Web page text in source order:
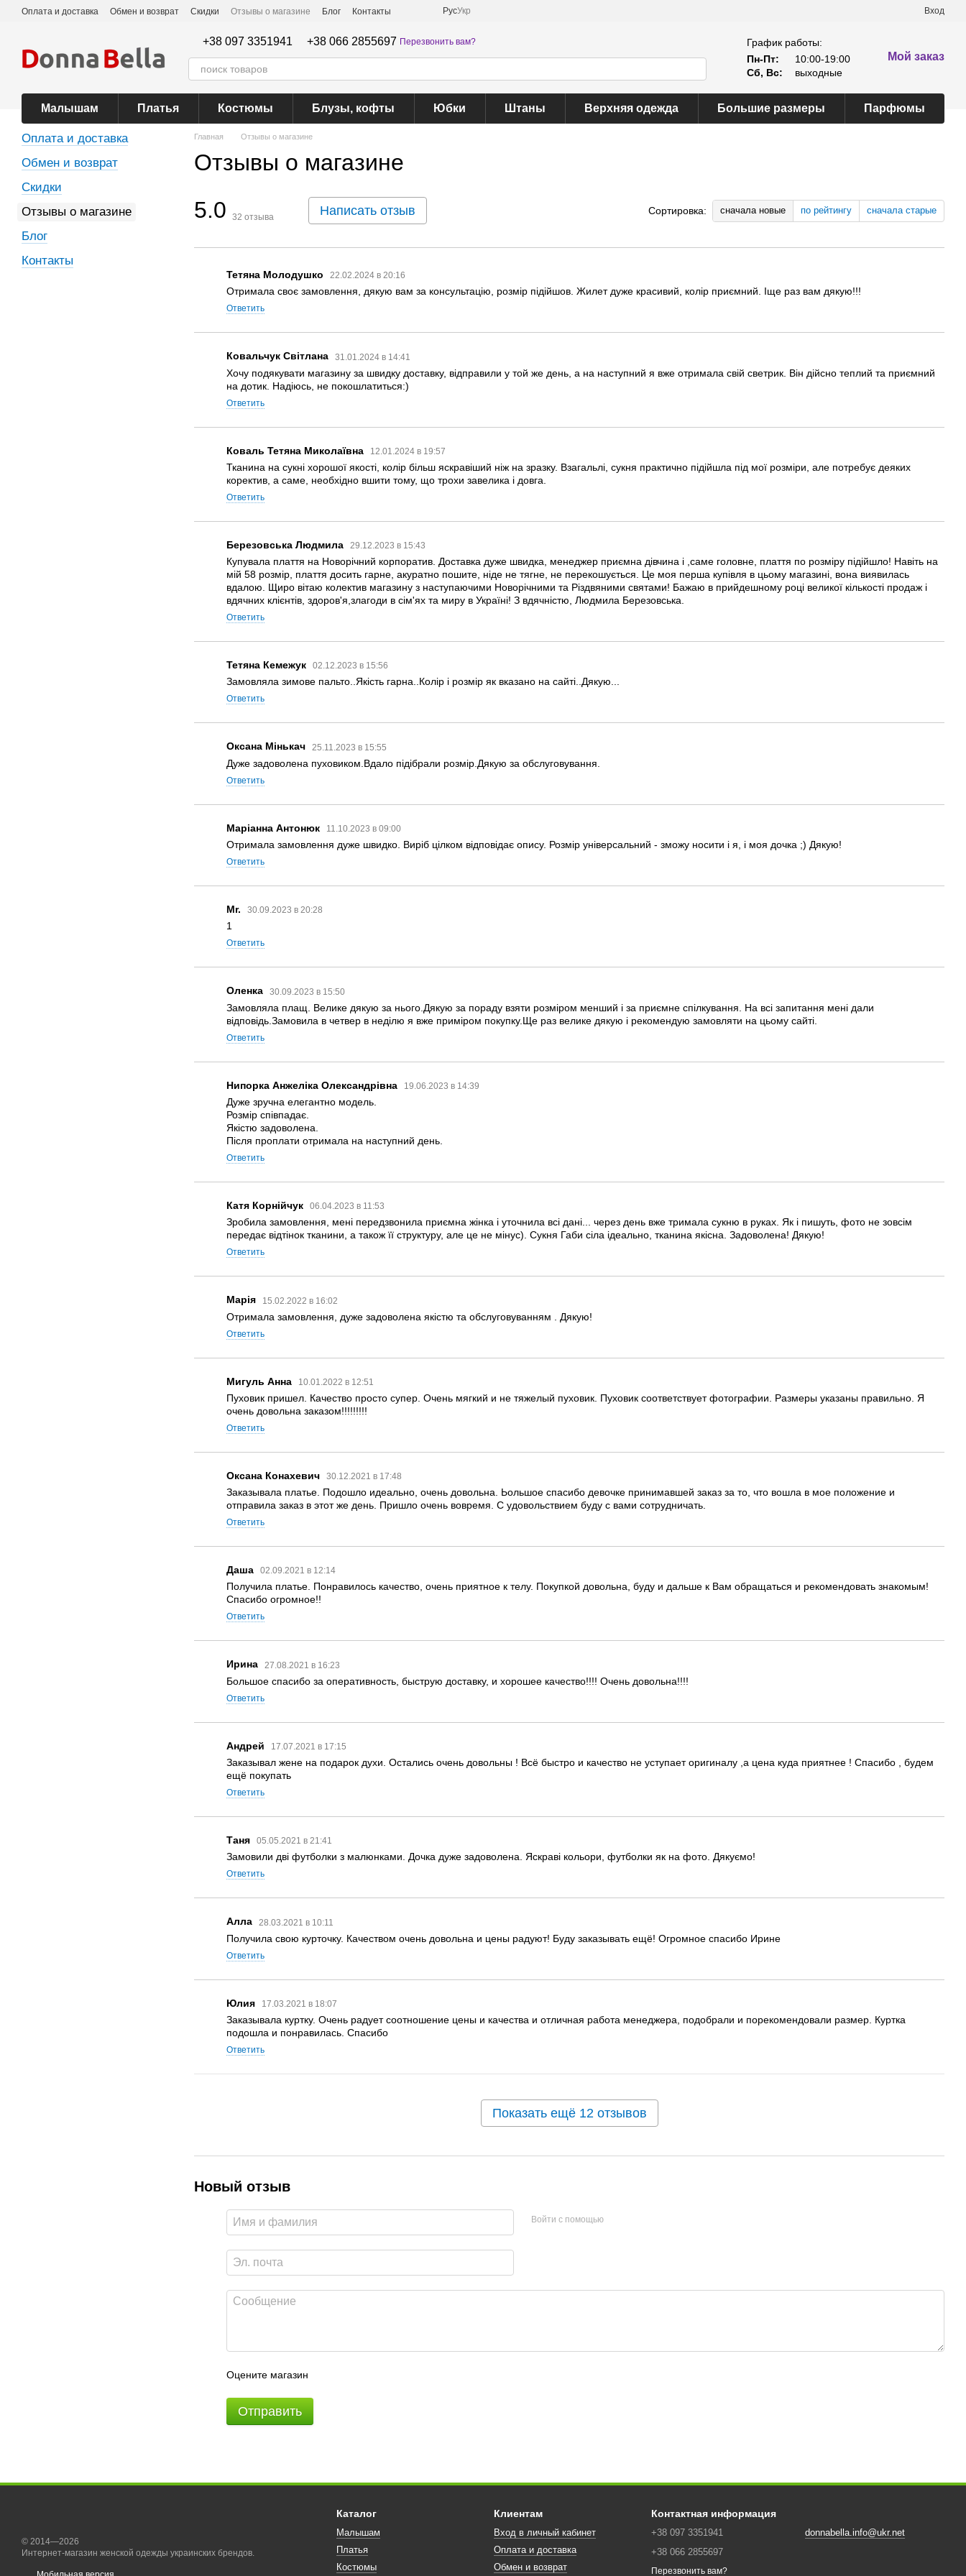
Перейти к основному контенту
Оплата и доставка Обмен и возврат Скидки Отзывы о магазине Блог Контакты РусУкр Вход
+38 097 3351941 +38 066 2855697 Перезвонить вам?
График работы:
Пн-Пт:
10:00-19:00
Сб, Вс:
выходные
Мой заказ
Малышам Платья Костюмы Блузы, кофты Юбки Штаны Верхняя одежда Большие размеры Парфюмы
Главная Отзывы о магазине
Отзывы о магазине
5.0
32 отзыва Написать отзыв Сортировка: сначала новые по рейтингу сначала старые
Тетяна Молодушко 22.02.2024 в 20:16
Отримала своє замовлення, дякую вам за консультацію, розмір підійшов. Жилет дуже красивий, колір приємний. Іще раз вам дякую!!!
Ответить
Ковальчук Світлана 31.01.2024 в 14:41
Хочу подякувати магазину за швидку доставку, відправили у той же день, а на наступний я вже отримала свій светрик. Він дійсно теплий та приємний
на дотик. Надіюсь, не покошлатиться:)
Ответить
Коваль Тетяна Миколаївна 12.01.2024 в 19:57
Тканина на сукні хорошої якості, колір більш яскравіший ніж на зразку. Взагальлі, сукня практично підійшла під мої розміри, але потребує деяких
коректив, а саме, необхідно вшити тому, що трохи завелика і довга.
Ответить
Березовська Людмила 29.12.2023 в 15:43
Купувала плаття на Новорічний корпоратив. Доставка дуже швидка, менеджер приємна дівчина і ,саме головне, плаття по розміру підійшло! Навіть на
мій 58 розмір, плаття досить гарне, акуратно пошите, ніде не тягне, не перекошується. Це моя перша купівля в цьому магазині, вона виявилась
вдалою. Щиро вітаю колектив магазину з наступаючими Новорічними та Різдвяними святами! Бажаю в прийдешному році великої кількості продаж і
вдячних клієнтів, здоров'я,злагоди в сім'ях та миру в Україні! З вдячністю, Людмила Березовська.
Ответить
Тетяна Кемежук 02.12.2023 в 15:56
Замовляла зимове пальто..Якість гарна..Колір і розмір як вказано на сайті..Дякую...
Ответить
Оксана Мінькач 25.11.2023 в 15:55
Дуже задоволена пуховиком.Вдало підібрали розмір.Дякую за обслуговування.
Ответить
Маріанна Антонюк 11.10.2023 в 09:00
Отримала замовлення дуже швидко. Виріб цілком відповідає опису. Розмір універсальний - зможу носити і я, і моя дочка ;) Дякую!
Ответить
Mr. 30.09.2023 в 20:28
1
Ответить
Оленка 30.09.2023 в 15:50
Замовляла плащ. Велике дякую за нього.Дякую за пораду взяти розміром менший і за приємне спілкування. На всі запитання мені дали
відповідь.Замовила в четвер в неділю я вже приміром покупку.Ще раз велике дякую і рекомендую замовляти на цьому сайті.
Ответить
Нипорка Анжеліка Олександрівна 19.06.2023 в 14:39
Дуже зручна елегантно модель.
Розмір співпадає.
Якістю задоволена.
Після проплати отримала на наступний день.
Ответить
Катя Корнійчук 06.04.2023 в 11:53
Зробила замовлення, мені передзвонила приємна жінка і уточнила всі дані... через день вже тримала сукню в руках. Як і пишуть, фото не зовсім
передає відтінок тканини, а також її структуру, але це не мінус). Сукня Габи сіла ідеально, тканина якісна. Задоволена! Дякую!
Ответить
Марія 15.02.2022 в 16:02
Отримала замовлення, дуже задоволена якістю та обслуговуванням . Дякую!
Ответить
Мигуль Анна 10.01.2022 в 12:51
Пуховик пришел. Качество просто супер. Очень мягкий и не тяжелый пуховик. Пуховик соответствует фотографии. Размеры указаны правильно. Я
очень довольна заказом!!!!!!!!!
Ответить
Оксана Конахевич 30.12.2021 в 17:48
Заказывала платье. Подошло идеально, очень довольна. Ьольшое спасибо девочке принимавшей заказ за то, что вошла в мое положение и
отправила заказ в этот же день. Пришло очень вовремя. С удовольствием буду с вами сотрудничать.
Ответить
Даша 02.09.2021 в 12:14
Получила платье. Понравилось качество, очень приятное к телу. Покупкой довольна, буду и дальше к Вам обращаться и рекомендовать знакомым!
Спасибо огромное!!
Ответить
Ирина 27.08.2021 в 16:23
Большое спасибо за оперативность, быструю доставку, и хорошее качество!!!! Очень довольна!!!!
Ответить
Андрей 17.07.2021 в 17:15
Заказывал жене на подарок духи. Остались очень довольны ! Всё быстро и качество не уступает оригиналу ,а цена куда приятнее ! Спасибо , будем
ещё покупать
Ответить
Таня 05.05.2021 в 21:41
Замовили дві футболки з малюнками. Дочка дуже задоволена. Яскраві кольори, футболки як на фото. Дякуємо!
Ответить
Алла 28.03.2021 в 10:11
Получила свою курточку. Качеством очень довольна и цены радуют! Буду заказывать ещё! Огромное спасибо Ирине
Ответить
Юлия 17.03.2021 в 18:07
Заказывала куртку. Очень радует соотношение цены и качества и отличная работа менеджера, подобрали и порекомендовали размер. Куртка
подошла и понравилась. Спасибо
Ответить
Показать ещё 12 отзывов
Новый отзыв
Войти с помощью
Оцените магазин
Отправить
Оплата и доставка
Обмен и возврат
Скидки
Отзывы о магазине
Блог
Контакты
© 2014—2026
Интернет-магазин женской одежды украинских брендов.
Каталог
Малышам
Платья
Костюмы
Клиентам
Вход в личный кабинет
Оплата и доставка
Обмен и возврат
Контактная информация
+38 097 3351941
+38 066 2855697
Перезвонить вам?
donnabella.info@ukr.net